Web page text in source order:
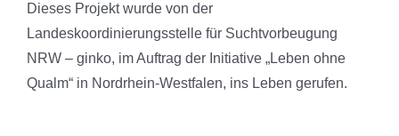
Dieses Projekt wurde von der
Landeskoordinierungsstelle für Suchtvorbeugung
NRW – ginko, im Auftrag der Initiative „Leben ohne
Qualm“ in Nordrhein-Westfalen, ins Leben gerufen.